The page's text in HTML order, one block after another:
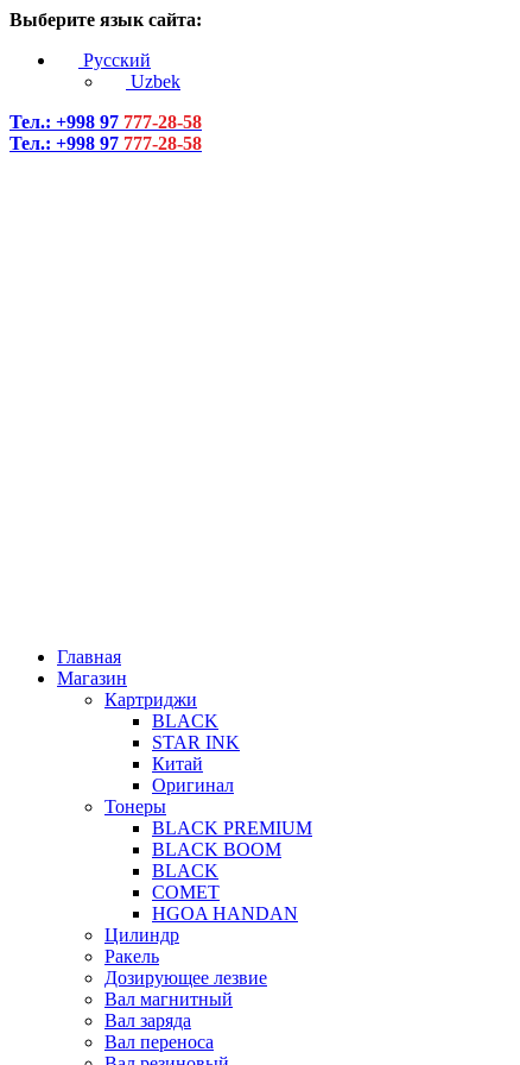
Выберите язык сайта:
Русский
Uzbek
Тел.: +998 97 777-28-58
Тел.: +998 97 777-28-58
Главная
Магазин
Картриджи
BLACK
STAR INK
Китай
Оригинал
Тонеры
BLACK PREMIUM
BLACK BOOM
BLACK
COMET
HGOA HANDAN
Цилиндр
Ракель
Дозирующее лезвие
Вал магнитный
Вал заряда
Вал переноса